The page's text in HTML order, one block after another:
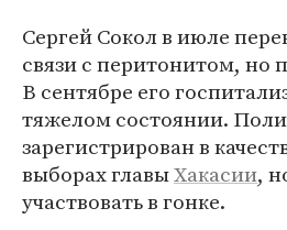
Сергей Сокол в июле
связи с перитонитом, но
В сентябре его
тяжелом состоянии.
зарегистрирован в
выборах главыХакасии,
участвовать в гонке.